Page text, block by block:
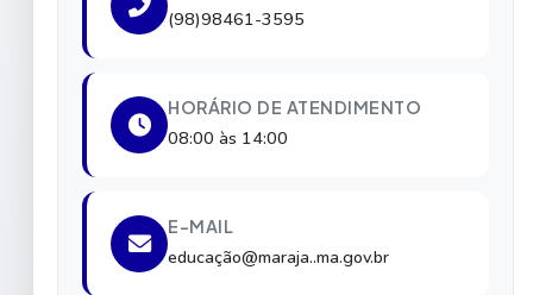
(98)98461-3595
HORÁRIO DE ATENDIMENTO
08:00 às 14:00
E-MAIL
educação@maraja..ma.gov.br